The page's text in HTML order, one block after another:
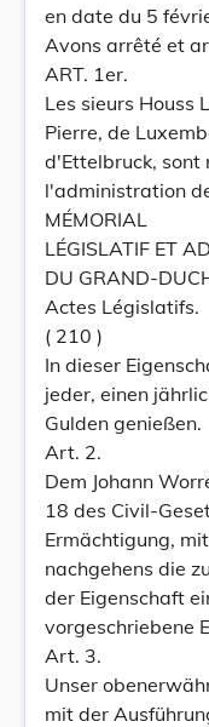
en date du 5
Avons arrêté et
ART. 1er.
Les sieurs Houss
Pierre, de
d'Ettelbruck, sont
l'administration
MÉMORIAL
LÉGISLATIF ET
DU GRAND-
Actes Législatifs.
( 210 )
In dieser
jeder, einen
Gulden genießen.
Art. 2.
Dem Johann
18 des Civil-
Ermächtigung,
nachgehens die
der Eigenschaft
vorgeschriebene
Art. 3.
Unser
mit der